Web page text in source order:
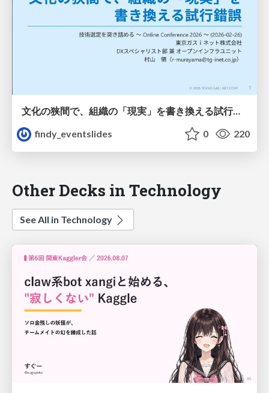
文化の狭間で、組織の「現実」を書き換える試行錯誤
findy_eventslides
0 220
Other Decks in Technology
See All in Technology